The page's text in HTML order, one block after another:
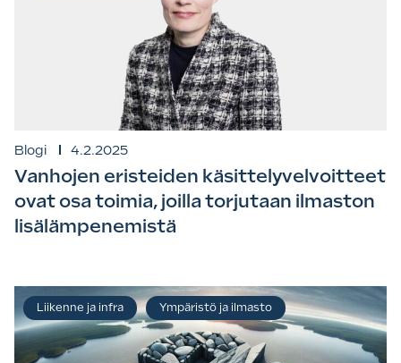
Blogi 4.2.2025
Vanhojen eristeiden käsittelyvelvoitteet
ovat osa toimia, joilla torjutaan ilmaston
lisälämpenemistä
Liikenne ja infra Ympäristö ja ilmasto